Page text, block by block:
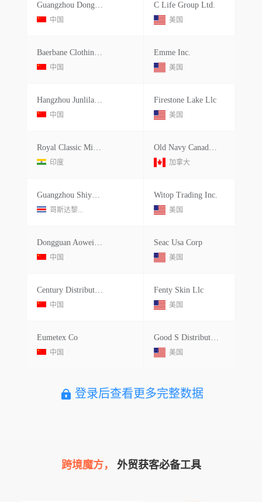
Guangzhou Dongsen Trade Co Ltd
中国
C Life Group Ltd.
美国
Baerbane Clothing Group Co.ltd.
中国
Emme Inc.
美国
Hangzhou Junlilai Industries Co.ltd.
中国
Firestone Lake Llc
美国
Royal Classic Mills Pvt Ltd.
印度
Old Navy Canada Inc.
加拿大
Guangzhou Shiyuanshi International
哥斯达黎...
Witop Trading Inc.
美国
Dongguan Aowei Sporting Goods
中国
Seac Usa Corp
美国
Century Distributions Ystems Shen
中国
Fenty Skin Llc
美国
Eumetex Co
中国
Good S Distribution
美国
登录后查看更多完整数据
跨境魔方， 外贸获客必备工具